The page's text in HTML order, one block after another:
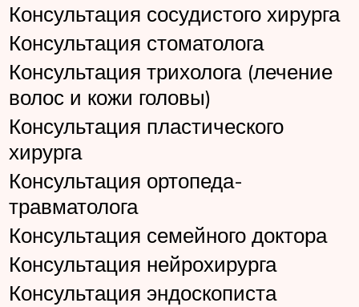
Консультация сосудистого хирурга
Консультация стоматолога
Консультация трихолога (лечение
волос и кожи головы)
Консультация пластического
хирурга
Консультация ортопеда-
травматолога
Консультация семейного доктора
Консультация нейрохирурга
Консультация эндоскописта